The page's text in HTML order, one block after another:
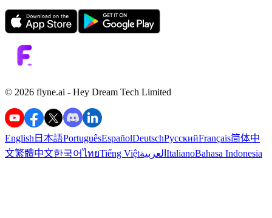
©️ 2026 flyne.ai - Hey Dream Tech Limited
English日本語PortuguêsEspañolDeutschРусскийFrançais简体中
文繁體中文한국어ไทยTiếng Việtالعربية ItalianoBahasa Indonesia